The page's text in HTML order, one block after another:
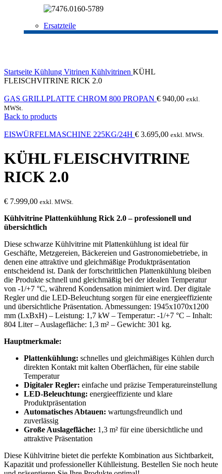
Ersatzteile
Startseite Kühlung Vitrinen Kühlvitrinen KÜHL
FLEISCHVITRINE RICK 2.0
GAS GRILLPLATTE CHROM 800 PROPAN € 940,00 exkl.
MWSt.
Back to products
EISWÜRFELMASCHINE 225KG/24H € 3.695,00 exkl. MWSt.
KÜHL FLEISCHVITRINE
RICK 2.0
€ 7.999,00 exkl. MWSt.
Kühlvitrine Plattenkühlung Rick 2.0 – professionell und
übersichtlich
Diese schwarze Kühlvitrine mit Plattenkühlung ist ideal für
Geschäfte, Metzgereien, Bäckereien und Gastronomiebetriebe, in
denen eine attraktive und gleichmäßige Produktpräsentation
entscheidend ist. Dank der fortschrittlichen Plattenkühlung bleiben
die Produkte schnell und gleichmäßig bei der idealen Temperatur
von -1/+7 °C, während Kondensation minimiert wird. Der digitale
Regler und die LED-Beleuchtung sorgen für eine energieeffiziente
und übersichtliche Präsentation. Abmessungen: 1945x1070x1200
mm (LxBxH) – Leistung: 1,7 kW – Temperatur: -1/+7 °C – Inhalt:
804 Liter – Auslagefläche: 1,3 m² – Gewicht: 301 kg.
Hauptmerkmale:
Plattenkühlung: schnelles und gleichmäßiges Kühlen durch
direkten Kontakt mit kalten Oberflächen, für eine stabile
Temperatur
Digitaler Regler: einfache und präzise Temperatureinstellung
LED-Beleuchtung: energieeffiziente und klare
Produktpräsentation
Automatisches Abtauen: wartungsfreundlich und
zuverlässig
Große Auslagefläche: 1,3 m² für eine übersichtliche und
attraktive Präsentation
Diese Kühlvitrine bietet die perfekte Kombination aus Sichtbarkeit,
Kapazität und professioneller Kühlleistung. Bestellen Sie noch heute